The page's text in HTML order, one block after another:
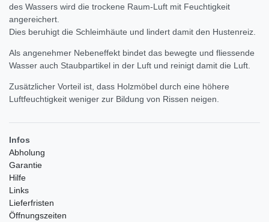
des Wassers wird die trockene Raum-Luft mit Feuchtigkeit
angereichert.
Dies beruhigt die Schleimhäute und lindert damit den Hustenreiz.
Als angenehmer Nebeneffekt bindet das bewegte und fliessende
Wasser auch Staubpartikel in der Luft und reinigt damit die Luft.
Zusätzlicher Vorteil ist, dass Holzmöbel durch eine höhere
Luftfeuchtigkeit weniger zur Bildung von Rissen neigen.
Infos
Abholung
Garantie
Hilfe
Links
Lieferfristen
Öffnungszeiten